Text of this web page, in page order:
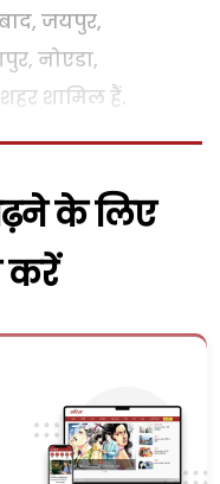
जयपुर,
नोएडा,
शामिल हैं.
के लिए
करें